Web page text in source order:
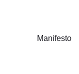
Manifesto